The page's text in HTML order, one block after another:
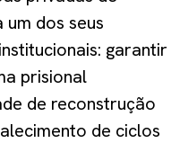
dos seus
garantir
prisional
de reconstrução
de ciclos